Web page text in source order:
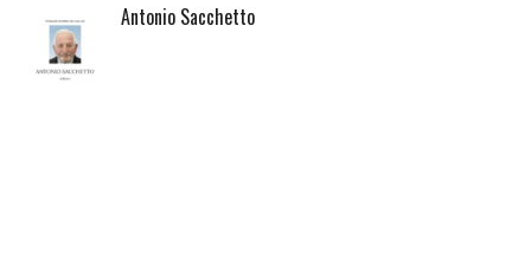
Antonio Sacchetto